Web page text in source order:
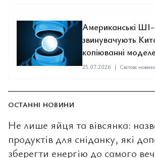
Американські ШІ-
звинувачують
копіюванні
25.07.2026 | Світові
ОСТАННІ НОВИНИ
Не лише яйця та вівсянка:
продуктів для сніданку, які
зберегти енергію до самого